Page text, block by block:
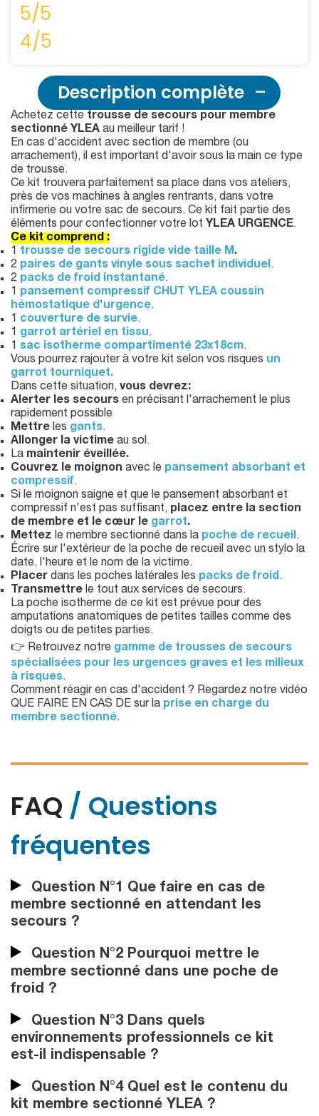
5/5
4/5
Description complète
Achetez cette trousse de secours pour membre
sectionné YLEA au meilleur tarif !
En cas d'accident avec section de membre (ou
arrachement), il est important d'avoir sous la main ce type
de trousse.
Ce kit trouvera parfaitement sa place dans vos ateliers,
près de vos machines à angles rentrants, dans votre
infirmerie ou votre sac de secours. Ce kit fait partie des
éléments pour confectionner votre lot YLEA URGENCE.
Ce kit comprend :
1 trousse de secours rigide vide taille M.
2 paires de gants vinyle sous sachet individuel.
2 packs de froid instantané.
1 pansement compressif CHUT YLEA coussin
hémostatique d'urgence.
1 couverture de survie.
1 garrot artériel en tissu.
1 sac isotherme compartimenté 23x18cm.
Vous pourrez rajouter à votre kit selon vos risques un
garrot tourniquet.
Dans cette situation, vous devrez:
Alerter les secours en précisant l'arrachement le plus
rapidement possible
Mettre les gants.
Allonger la victime au sol.
La maintenir éveillée.
Couvrez le moignon avec le pansement absorbant et
compressif.
Si le moignon saigne et que le pansement absorbant et
compressif n'est pas suffisant, placez entre la section
de membre et le cœur le garrot.
Mettez le membre sectionné dans la poche de recueil.
Écrire sur l'extérieur de la poche de recueil avec un stylo la
date, l'heure et le nom de la victime.
Placer dans les poches latérales les packs de froid.
Transmettre le tout aux services de secours.
La poche isotherme de ce kit est prévue pour des
amputations anatomiques de petites tailles comme des
doigts ou de petites parties.
👉 Retrouvez notre gamme de trousses de secours
spécialisées pour les urgences graves et les milieux
à risques.
Comment réagir en cas d'accident ? Regardez notre vidéo
QUE FAIRE EN CAS DE sur la prise en charge du
membre sectionné.
FAQ / Questions
fréquentes
Question N°1 Que faire en cas de
membre sectionné en attendant les
secours ?
Question N°2 Pourquoi mettre le
membre sectionné dans une poche de
froid ?
Question N°3 Dans quels
environnements professionnels ce kit
est-il indispensable ?
Question N°4 Quel est le contenu du
kit membre sectionné YLEA ?